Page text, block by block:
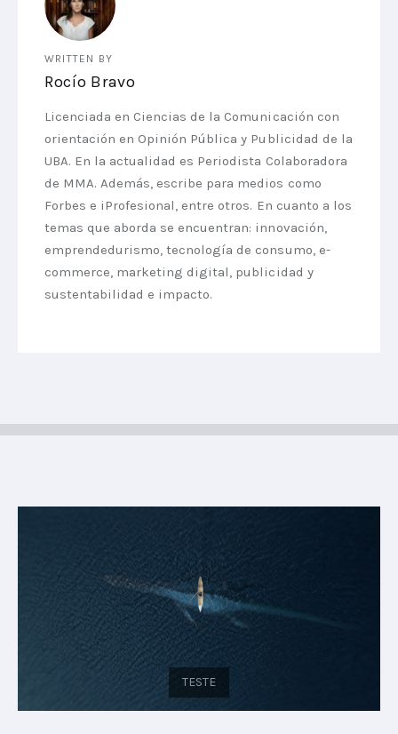
WRITTEN BY
Rocío Bravo
Licenciada en Ciencias de la Comunicación con
orientación en Opinión Pública y Publicidad de la
UBA. En la actualidad es Periodista Colaboradora
de MMA. Además, escribe para medios como
Forbes e iProfesional, entre otros. En cuanto a los
temas que aborda se encuentran: innovación,
emprendedurismo, tecnología de consumo, e-
commerce, marketing digital, publicidad y
sustentabilidad e impacto.